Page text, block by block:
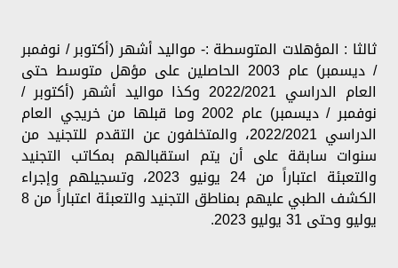
ثالثا : المؤهلات المتوسطة :- مواليد أشهر (أكتوبر / نوفمبر
/ ديسمبر) عام 2003 الحاصلين على مؤهل متوسط حتى
العام الدراسي 2022/2021 وكذا مواليد أشهر (أكتوبر /
نوفمبر / ديسمبر) عام 2002 وما قبلها من خريجي العام
الدراسي 2022/2021، والمتخلفون عن التقدم للتجنيد من
سنوات سابقة على أن يتم استقبالهم بمكاتب التجنيد
والتعبئة اعتباراً من 24 يونيو 2023، وتسجيلهم وإجراء
الكشف الطبي عليهم بمناطق التجنيد والتعبئة اعتباراً من 8
يوليو وحتى 31 يوليو 2023.